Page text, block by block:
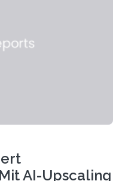
Euro über vier
AI-Upscaling